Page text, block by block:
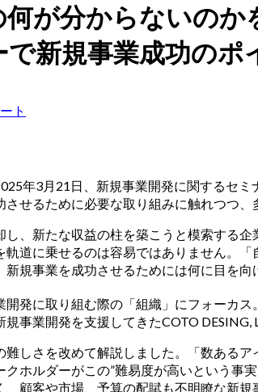
何が分からないの
で新規事業成功のポ
ト
年3月21日、新規事業開発に関するセ
せるために必要な取り組みに触れつつ
し、新たな収益の柱を築こうと模索する
道に乗せるのは容易ではありません。
規事業を成功させるためには何に目を向
発に取り組む際の「組織」にフォーカ
事業開発を支援してきたCOTO
しさを改めて解説しました。「数ある
ホルダーがこの”難易度が高いという事
顧客や市場、予算の配賦も不明瞭な新